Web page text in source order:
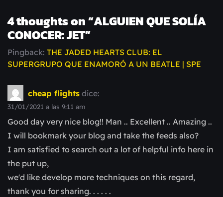
4 thoughts on “ALGUIEN QUE SOLÍA
CONOCER: JET”
Pingback: THE JADED HEARTS CLUB: EL
SUPERGRUPO QUE ENAMORÓ A UN BEATLE | SPE
cheap flights dice:
31/01/2021 a las 9:11 am
Good day very nice blog!! Man .. Excellent .. Amazing ..
I will bookmark your blog and take the feeds also?
I am satisfied to search out a lot of helpful info here in
the put up,
we'd like develop more techniques on this regard,
thank you for sharing. . . . . .